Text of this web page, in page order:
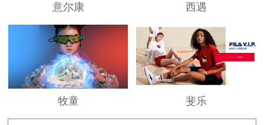
意尔康 西遇
牧童 斐乐